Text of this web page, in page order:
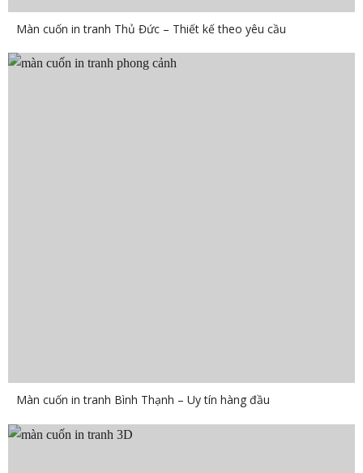
Màn cuốn in tranh Thủ Đức – Thiết kế theo yêu cầu
Màn cuốn in tranh Bình Thạnh – Uy tín hàng đầu